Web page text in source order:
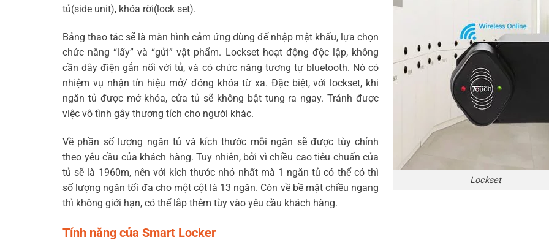
Lockset
tủ(side unit), khóa rời(lock set).
Bảng thao tác sẽ là màn hình cảm ứng dùng để nhập mật khẩu, lựa chọn
chức năng “lấy” và “gửi” vật phẩm. Lockset hoạt động độc lập, không
cần dây điện gắn nối với tủ, và có chức năng tương tự bluetooth. Nó có
nhiệm vụ nhận tín hiệu mở/ đóng khóa từ xa. Đặc biệt, với lockset, khi
ngăn tủ được mở khóa, cửa tủ sẽ không bật tung ra ngay. Tránh được
việc vô tình gây thương tích cho người khác.
Về phần số lượng ngăn tủ và kích thước mỗi ngăn sẽ được tùy chỉnh
theo yêu cầu của khách hàng. Tuy nhiên, bởi vì chiều cao tiêu chuẩn của
tủ sẽ là 1960m, nên với kích thước nhỏ nhất mà 1 ngăn tủ có thể có thì
số lượng ngăn tối đa cho một cột là 13 ngăn. Còn về bề mặt chiều ngang
thì không giới hạn, có thể lắp thêm tùy vào yêu cầu khách hàng.
Tính năng của Smart Locker